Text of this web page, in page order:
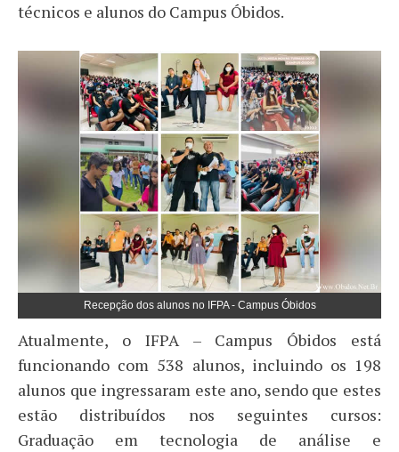
técnicos e alunos do Campus Óbidos.
Recepção dos alunos no IFPA - Campus Óbidos
Atualmente, o IFPA – Campus Óbidos está
funcionando com 538 alunos, incluindo os 198
alunos que ingressaram este ano, sendo que estes
estão distribuídos nos seguintes cursos:
Graduação em tecnologia de análise e